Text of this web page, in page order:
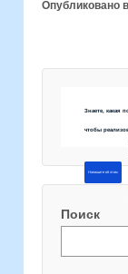
Опубликовано в
Знаете, какая
чтобы
Напишите об этом
Поиск